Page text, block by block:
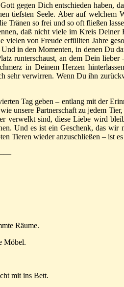
gegen Dich entschieden haben,
tiefsten Seele. Aber auf
Tränen so frei und so oft fließen
daß nicht viele im Kreis
vielen von Freude erfüllten Jahre
in den Momenten, in denen Du
runterschaust, an dem Dein
in Deinem Herzen
sehr verwirren. Wenn Du ihn
Tag geben – entlang mit der
unsere Partnerschaft zu jedem
verwelkt sind, diese Liebe wird
Und es ist ein Geschenk, das
Tieren wieder anzuschließen – ist
Räume.
Möbel.
mit ins Bett.